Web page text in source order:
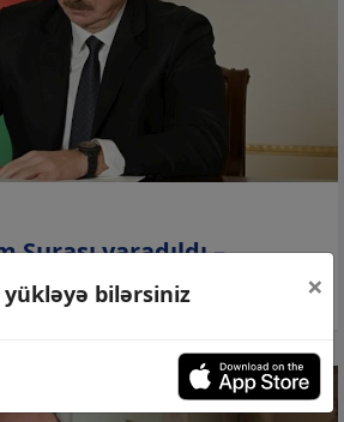
Şurası yaradıldı –
bilərsiniz ×